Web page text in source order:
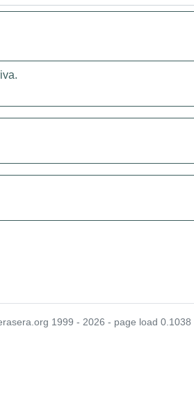
1999 - 2026 - page load 0.1038